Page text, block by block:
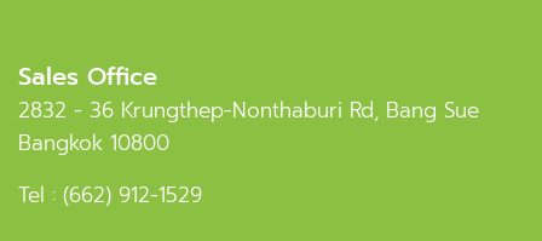
Sales Office
2832 - 36 Krungthep-Nonthaburi Rd, Bang Sue
Bangkok 10800
Tel : (662) 912-1529